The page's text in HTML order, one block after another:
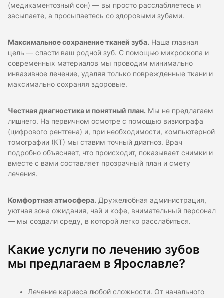
(медикаментозный сон) — вы просто расслабляетесь и
засыпаете, а просыпаетесь со здоровыми зубами.
Максимальное сохранение тканей зуба. Наша главная
цель — спасти ваш родной зуб. С помощью микроскопа и
современных материалов мы проводим минимально
инвазивное лечение, удаляя только поврежденные ткани и
максимально сохраняя здоровые.
Честная диагностика и понятный план. Мы не предлагаем
лишнего. На первичном осмотре с помощью визиографа
(цифрового рентгена) и, при необходимости, компьютерной
томографии (КТ) мы ставим точный диагноз. Врач
подробно объясняет, что происходит, показывает снимки и
вместе с вами составляет прозрачный план и смету
лечения.
Комфортная атмосфера. Дружелюбная администрация,
уютная зона ожидания, чай и кофе, внимательный персонал
— мы создали среду, в которой легко расслабиться.
Какие услуги по лечению зубов
мы предлагаем в Ярославле?
Лечение кариеса любой сложности. От начального